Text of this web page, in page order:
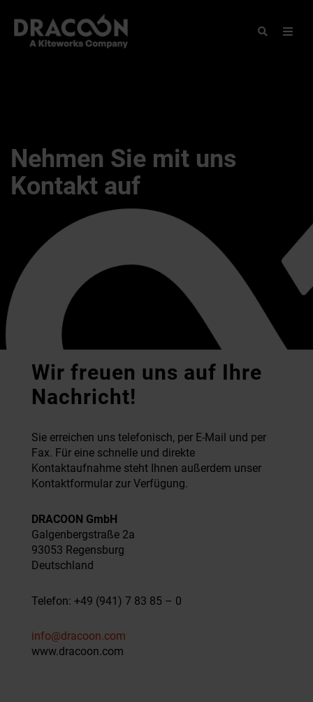
Nehmen Sie mit uns
Kontakt auf
Wir freuen uns auf Ihre
Nachricht!
Sie erreichen uns telefonisch, per E-Mail und per
Fax. Für eine schnelle und direkte
Kontaktaufnahme steht Ihnen außerdem unser
Kontaktformular zur Verfügung.
DRACOON GmbH
Galgenbergstraße 2a
93053 Regensburg
Deutschland
Telefon: +49 (941) 7 83 85 – 0
info@dracoon.com
www.dracoon.com